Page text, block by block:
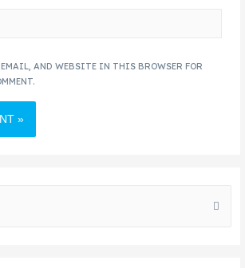
EMAIL, AND WEBSITE IN THIS BROWSER FOR